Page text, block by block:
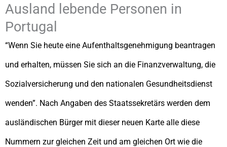
Ausland lebende Personen in
Portugal
“Wenn Sie heute eine Aufenthaltsgenehmigung beantragen
und erhalten, müssen Sie sich an die Finanzverwaltung, die
Sozialversicherung und den nationalen Gesundheitsdienst
wenden”. Nach Angaben des Staatssekretärs werden dem
ausländischen Bürger mit dieser neuen Karte alle diese
Nummern zur gleichen Zeit und am gleichen Ort wie die